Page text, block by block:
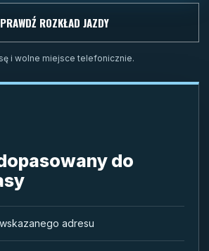
ROZKŁAD JAZDY
i wolne miejsce telefonicznie.
do
adresu